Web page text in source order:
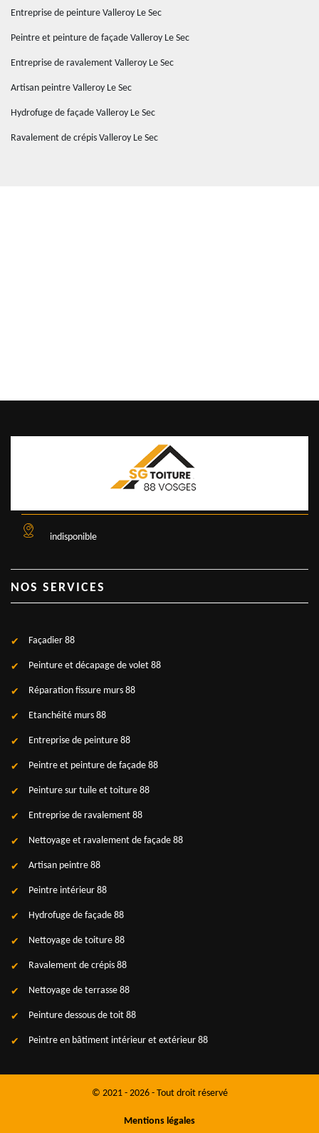
Entreprise de peinture Valleroy Le Sec
Peintre et peinture de façade Valleroy Le Sec
Entreprise de ravalement Valleroy Le Sec
Artisan peintre Valleroy Le Sec
Hydrofuge de façade Valleroy Le Sec
Ravalement de crépis Valleroy Le Sec
indisponible
NOS SERVICES
Façadier 88
Peinture et décapage de volet 88
Réparation fissure murs 88
Etanchéité murs 88
Entreprise de peinture 88
Peintre et peinture de façade 88
Peinture sur tuile et toiture 88
Entreprise de ravalement 88
Nettoyage et ravalement de façade 88
Artisan peintre 88
Peintre intérieur 88
Hydrofuge de façade 88
Nettoyage de toiture 88
Ravalement de crépis 88
Nettoyage de terrasse 88
Peinture dessous de toit 88
Peintre en bâtiment intérieur et extérieur 88
© 2021 - 2026 - Tout droit réservé
Mentions légales